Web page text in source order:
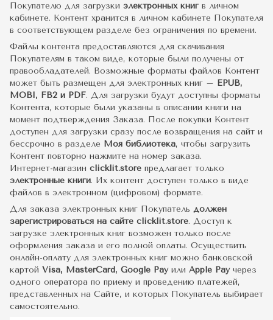
Покупателю для загрузки электронных книг в личном
кабинете. Контент хранится в личном кабинете Покупателя
в соответствующем разделе без ограничения по времени.
Файлы контента предоставляются для скачивания
Покупателям в таком виде, которые были получены от
правообладателей. Возможные форматы файлов Контент
может быть размещен для электронных книг – EPUB,
MOBI, FB2 и PDF. Для загрузки будут доступны форматы
Контента, которые были указаны в описании книги на
момент подтверждения Заказа. После покупки Контент
доступен для загрузки сразу после возвращения на сайт и
бессрочно в разделе Моя библиотека, чтобы загрузить
Контент повторно нажмите на номер заказа.
Интернет-магазин clicklit.store предлагает только
электронные книги. Их контент доступен только в виде
файлов в электронном (цифровом) формате.
Для заказа электронных книг Покупатель должен
зарегистрироваться на сайте clicklit.store. Доступ к
загрузке электронных книг возможен только после
оформления заказа и его полной оплаты. Осуществить
онлайн-оплату для электронных книг можно банковской
картой Visa, MasterCard, Google Pay или Apple Payчерез
одного оператора по приему и проведению платежей,
представленных на Сайте, и которых Покупатель выбирает
самостоятельно.